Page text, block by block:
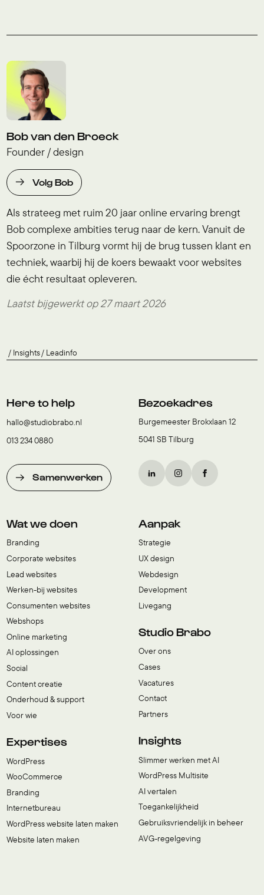
Bob van den Broeck
Founder / design
Volg Bob
Als strateeg met ruim 20 jaar online ervaring brengt
Bob complexe ambities terug naar de kern. Vanuit de
Spoorzone in Tilburg vormt hij de brug tussen klant en
techniek, waarbij hij de koers bewaakt voor websites
die écht resultaat opleveren.
Laatst bijgewerkt op 27 maart 2026
Insights Leadinfo
Here to help
hallo@studiobrabo.nl
013 234 0880
Samenwerken
Bezoekadres
Burgemeester Brokxlaan 12
5041 SB Tilburg
Wat we doen
Branding
Corporate websites
Lead websites
Werken-bij websites
Consumenten websites
Webshops
Online marketing
AI oplossingen
Social
Content creatie
Onderhoud & support
Voor wie
Expertises
WordPress
WooCommerce
Branding
Internetbureau
WordPress website laten maken
Website laten maken
Aanpak
Strategie
UX design
Webdesign
Development
Livegang
Studio Brabo
Over ons
Cases
Vacatures
Contact
Partners
Insights
Slimmer werken met AI
WordPress Multisite
AI vertalen
Toegankelijkheid
Gebruiksvriendelijk in beheer
AVG-regelgeving